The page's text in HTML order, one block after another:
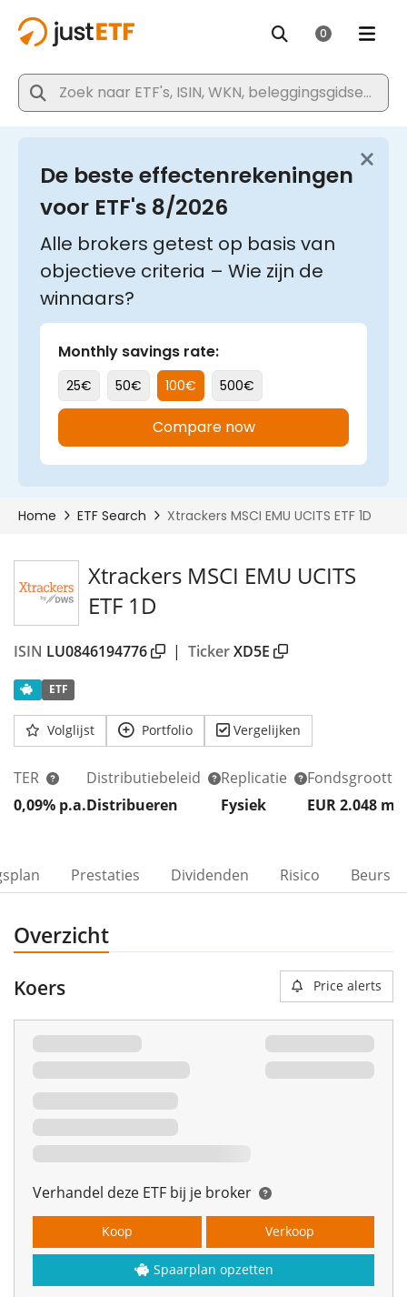
Xtrackers MSCI EMU UCITS
ETF 1D
ISIN LU0846194776 | TickerXD5E
ETF
Volglijst Portfolio Vergelijken
TER
0,09% p.a.
Distributiebeleid
Distribueren
Replicatie
Fysiek
Fondsgrootte
EUR 2.048 m
Prestaties Dividenden Risico Beurs
Overzicht
Koers Price alerts
Verhandel deze ETF bij je broker
Koop Verkoop
Spaarplan opzetten